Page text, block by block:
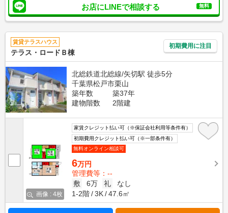
お店にLINEで相談する 無料
賃貸テラスハウス
テラス・ロードＢ棟
初期費用に注目
北総鉄道北総線/矢切駅 徒歩5分
千葉県松戸市栗山
築年数
築37年
建物階数
2階建
画像 : 4枚
家賃クレジット払い可（※保証会社利用等条件有）
初期費用クレジット払い可（※一部条件有）
無料オンライン相談可
6万円
管理費等：--
敷
6万 礼
なし
1-2階
3K 47.6㎡